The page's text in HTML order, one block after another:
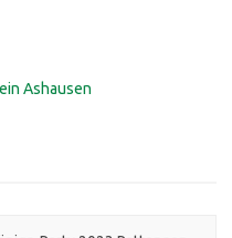
Ashausen